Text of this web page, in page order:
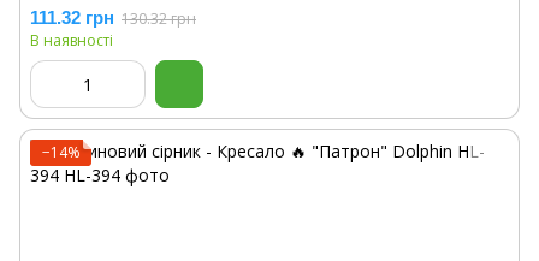
111.32 грн 130.32 грн
В наявності
−14%